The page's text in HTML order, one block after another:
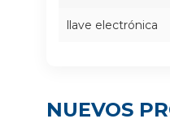
llave electrónica
NUEVOS